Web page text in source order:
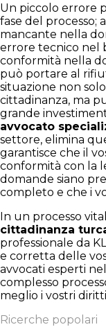
Un piccolo errore
fase del processo;
mancante nella
errore tecnico nel
conformità nella
può portare al
situazione non
cittadinanza, ma
grande
avvocato
settore, elimina
garantisce che il
conformità con la
domande siano
completo e che i
In un processo
cittadinanza
professionale da
e corretta delle
avvocati esperti
complesso
meglio i vostri
Ricerche popolari